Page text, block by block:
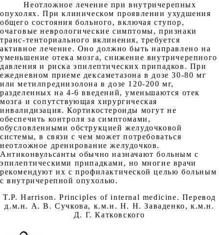
Неотложное лечение при внутричерепных
опухолях. При клиническом проявлении ухудшения
общего состояния больного, включая ступор,
очаговые неврологические симптомы, признаки
транс-тенториального вклинения, требуется
активное лечение. Оно должно быть направлено на
уменьшение отека мозга, снижение внутричерепного
давления и риска эпилептических припадков. При
ежедневном приеме дексаметазона в дозе 30-80 мг
или метилпреднизолона в дозе 120-200 мг,
разделенных на 4-6 введений, уменьшаются отек
мозга и сопутствующая хирургическая
инвалидизация. Кортикостероиды могут не
обеспечить контроля за симптомами,
обусловленными обструкцией желудочковой
системы, в связи с чем может потребоваться
неотложное дренирование желудочков.
Антиконвульсанты обычно назначают больным с
эпилептическими припадками, но многие врачи
рекомендуют их с профилактической целью больным
с внутричерепной опухолью.
T.P. Harrison. Principles of internal medicine. Перевод
д.м.н. А. В. Сучкова, к.м.н. Н. Н. Заваденко, к.м.н.
Д. Г. Катковского